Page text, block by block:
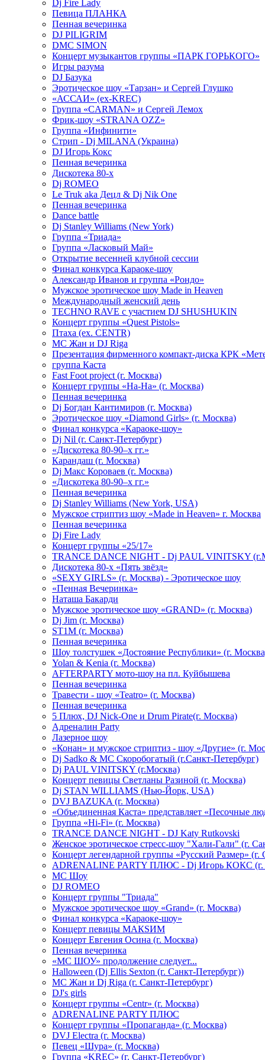
Dj Fire Lady
Певица ПЛАНКА
Пенная вечеринка
DJ PILIGRIM
DMC SIMON
Концерт музыкантов группы «ПАРК ГОРЬКОГО»
Игры разума
DJ Базука
Эротическое шоу «Тарзан» и Сергей Глушко
«АССАИ» (ex-KREC)
Группа «CARMAN» и Сергей Лемох
Фрик-шоу «STRANA OZZ»
Группа «Инфинити»
Стрип - Dj MILANA (Украина)
DJ Игорь Кокс
Пенная вечеринка
Дискотека 80-х
Dj ROMEO
Le Truk aka Децл & Dj Nik One
Пенная вечеринка
Dance battle
Dj Stanley Williams (New York)
Группа «Триада»
Группа «Ласковый Май»
Открытие весенней клубной сессии
Финал конкурса Караоке-шоу
Александр Иванов и группа «Рондо»
Мужское эротическое шоу Made in Heaven
Международный женский день
TECHNO RAVE с участием DJ SHUSHUKIN
Концерт группы «Quest Pistols»
Птаха (ex. CENTR)
МС Жан и DJ Riga
Презентация фирменного компакт-диска КРК
группа Каста
Fast Foot project (г. Москва)
Концерт группы «На-На» (г. Москва)
Пенная вечеринка
Dj Богдан Кантимиров (г. Москва)
Эротическое шоу «Diamond Girls» (г. Москва)
Финал конкурса «Караоке-шоу»
Dj Nil (г. Санкт-Петербург)
«Дискотека 80-90–х гг.»
Карандаш (г. Москва)
Dj Макс Короваев (г. Москва)
«Дискотека 80-90–х гг.»
Пенная вечеринка
Dj Stanley Williams (New York, USA)
Мужское стриптиз шоу «Made in Heaven» г. Москва
Пенная вечеринка
Dj Fire Lady
Концерт группы «25/17»
TRANCE DANCE NIGHT - Dj PAUL VINITSKY
Дискотека 80-х «Пять звёзд»
«SEXY GIRLS» (г. Москва) - Эротическое шоу
«Пенная Вечеринка»
Hаташа Бакарди
Мужское эротическое шоу «GRAND» (г. Москва)
Dj Jim (г. Москва)
ST1M (г. Москва)
Пенная вечеринка
Шоу толстушек «Достояние Республики» (г.
Yolan & Kenia (г. Москва)
AFTERPARTY мото-шоу на пл. Куйбышева
Пенная вечеринка
Травести - шоу «Teatro» (г. Москва)
Пенная вечеринка
5 Плюх, DJ Nick-One и Drum Pirate(г. Москва)
Адреналин Party
Лазерное шоу
«Конан» и мужское стриптиз - шоу «Другие» (г.
Dj Sadko & МС Скоробогатый (г.Санкт-Петербург)
Dj PAUL VINITSKY (г.Москва)
Концерт певицы Светланы Разиной (г. Москва)
Dj STAN WILLIAMS (Нью-Йорк, USA)
DVJ BAZUKA (г. Москва)
«Объединенная Каста» представляет «Песочные
Группа «Hi-Fi» (г. Москва)
TRANCE DANCE NIGHT - DJ Katy Rutkovski
Женское эротическое стресс-шоу "Хали-Гали" (г.
Концерт легендарной группы «Русский Размер» (г.
ADRENALINE PARTY ПЛЮС - Dj Игорь КОКС (г.
MC Шоу
DJ ROMEO
Концерт группы "Триада"
Мужское эротическое шоу «Grand» (г. Москва)
Финал конкурса «Караоке-шоу»
Концерт певицы МАКSИМ
Концерт Евгения Осина (г. Москва)
Пенная вечеринка
«МС ШОУ» продолжение следует...
Halloween (Dj Ellis Sexton (г. Санкт-Петербург))
МС Жан и Dj Riga (г. Санкт-Петербург)
DJ's girls
Концерт группы «Centr» (г. Москва)
ADRENALINE PARTY ПЛЮС
Концерт группы «Пропаганда» (г. Москва)
DVJ Electra (г. Москва)
Певец «Шура» (г. Москва)
Группа «KREC» (г. Санкт-Петербург)